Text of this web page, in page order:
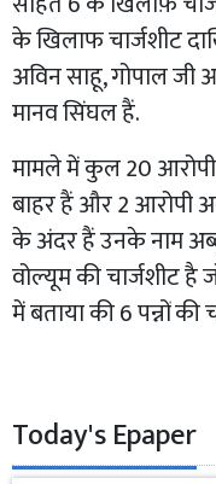
के खिलाफ चार्जशीट
अविन साहू, गोपाल जी
मानव सिंघल हैं.
मामले में कुल 20
बाहर हैं और 2 आरोपी
के अंदर हैं उनके नाम
वोल्यूम की चार्जशीट है
में बताया की 6 पन्नों की
Today's Epaper